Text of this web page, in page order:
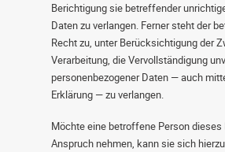
Berichtigung sie betreffender
Daten zu verlangen. Ferner steht der
Recht zu, unter Berücksichtigung der
Verarbeitung, die Vervollständigung
personenbezogener Daten — auch
Erklärung — zu verlangen.
Möchte eine betroffene Person
Anspruch nehmen, kann sie sich